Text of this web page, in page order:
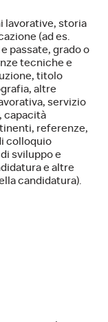
lavorative, storia
(ad es.
passate, grado o
tecniche e
titolo
altre
servizio
capacità
referenze,
colloquio
sviluppo e
e altre
candidatura).